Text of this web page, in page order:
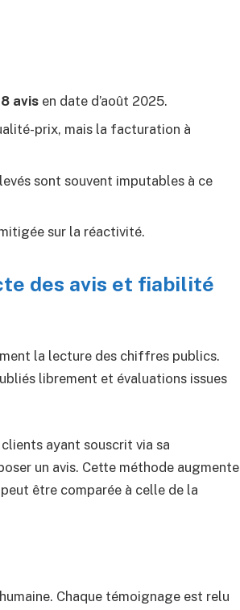
avis en date d’août 2025.
prix, mais la facturation à
sont souvent imputables à ce
sur la réactivité.
des avis et fiabilité
la lecture des chiffres publics.
librement et évaluations issues
ayant souscrit via sa
un avis. Cette méthode augmente
être comparée à celle de la
Chaque témoignage est relu